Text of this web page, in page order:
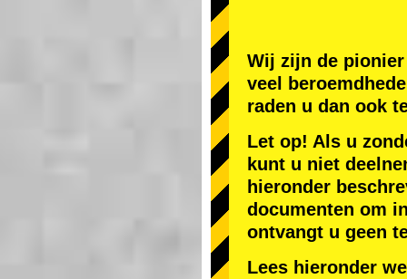
Wij zijn de pionier
veel
raden u dan ook
Let op! Als u
kunt u niet
hieronder
documenten om
ontvangt u geen
Lees hieronder